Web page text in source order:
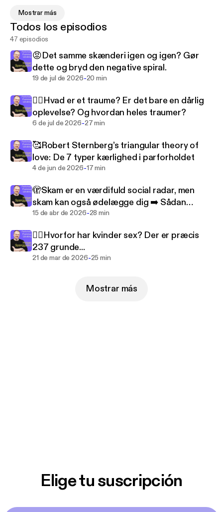
Du bliver inspireret og får værktøjer, du kan bruge i
dit eget liv.
Tak for at du lytter med❗️
🔸 Få verdens bedste parforhold ved at t⁠ilmelde dig
https://bevidsthed.org/gratis/verdens-bedste-parfo
rhold/
https://bevidsthed.org/gratis/e-bog-erotiske-arkety
per/
🔸 Følg podcasten, så du ikke går glip af næste
afsnit.
"stjerner". Tak🩵
Mostrar más
Todos los episodios
47 episodios
😡Det samme skænderi igen og igen? Gør
dette og bryd den negative spiral.
19 de jul de 2026-20 min
😵‍💫Hvad er et traume? Er det bare en dårlig
oplevelse? Og hvordan heles traumer?
6 de jul de 2026-27 min
🥰Robert Sternberg’s triangular theory of
love: De 7 typer kærlighed i parforholdet
4 de jun de 2026-17 min
🫣Skam er en værdifuld social radar, men
skam kan også ødelægge dig ➡️ Sådan
slipper du din skam.
15 de abr de 2026-28 min
❤️‍🔥Hvorfor har kvinder sex? Der er præcis
237 grunde...
21 de mar de 2026-25 min
Mostrar más
Elige tu suscripción